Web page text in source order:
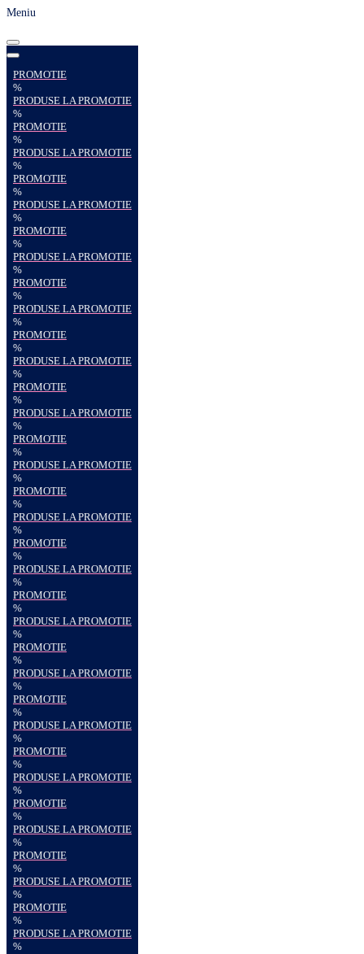
Meniu
PROMOTIE
%
PRODUSE LA PROMOTIE
%
PROMOTIE
%
PRODUSE LA PROMOTIE
%
PROMOTIE
%
PRODUSE LA PROMOTIE
%
PROMOTIE
%
PRODUSE LA PROMOTIE
%
PROMOTIE
%
PRODUSE LA PROMOTIE
%
PROMOTIE
%
PRODUSE LA PROMOTIE
%
PROMOTIE
%
PRODUSE LA PROMOTIE
%
PROMOTIE
%
PRODUSE LA PROMOTIE
%
PROMOTIE
%
PRODUSE LA PROMOTIE
%
PROMOTIE
%
PRODUSE LA PROMOTIE
%
PROMOTIE
%
PRODUSE LA PROMOTIE
%
PROMOTIE
%
PRODUSE LA PROMOTIE
%
PROMOTIE
%
PRODUSE LA PROMOTIE
%
PROMOTIE
%
PRODUSE LA PROMOTIE
%
PROMOTIE
%
PRODUSE LA PROMOTIE
%
PROMOTIE
%
PRODUSE LA PROMOTIE
%
PROMOTIE
%
PRODUSE LA PROMOTIE
%